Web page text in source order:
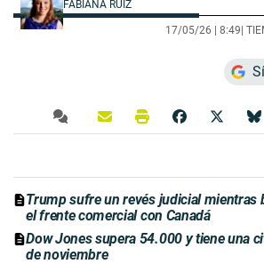
FABIANA RUIZ
17/05/26 | 8:49|
Trump sufre un revés judicial mientras
el frente comercial con Canadá
Dow Jones supera 54.000 y tiene una
de noviembre